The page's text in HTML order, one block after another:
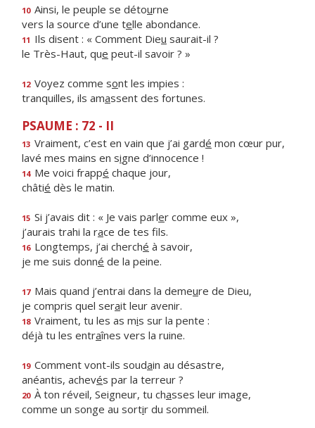
10 Ainsi, le peuple se détourne
vers la source d’une telle abondance.
11 Ils disent : « Comment Dieu saurait-il ?
le Très-Haut, que peut-il savoir ? »
12 Voyez comme sont les impies :
tranquilles, ils amassent des fortunes.
PSAUME : 72 - II
13 Vraiment, c’est en vain que j’ai gardé mon cœur pur,
lavé mes mains en signe d’innocence !
14 Me voici frappé chaque jour,
châtié dès le matin.
15 Si j’avais dit : « Je vais parler comme eux »,
j’aurais trahi la race de tes fils.
16 Longtemps, j’ai cherché à savoir,
je me suis donné de la peine.
17 Mais quand j’entrai dans la demeure de Dieu,
je compris quel serait leur avenir.
18 Vraiment, tu les as mis sur la pente :
déjà tu les entraînes vers la ruine.
19 Comment vont-ils soudain au désastre,
anéantis, achevés par la terreur ?
20 À ton réveil, Seigneur, tu chasses leur image,
comme un songe au sortir du sommeil.